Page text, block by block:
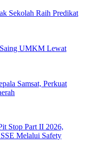
Sekolah Raih Predikat
Saing UMKM Lewat
Samsat, Perkuat
Stop Part II 2026,
Melalui Safety